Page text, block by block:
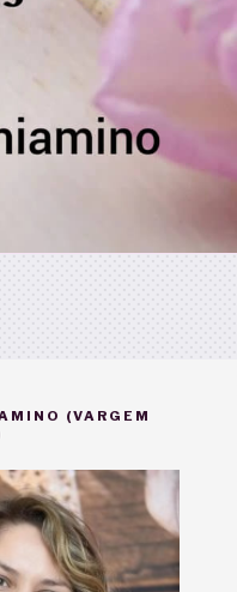
(VARGEM